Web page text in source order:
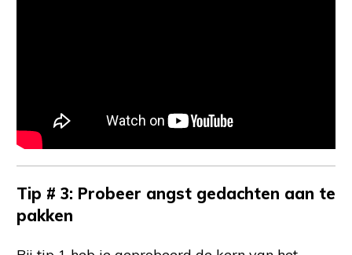
Tip # 3: Probeer angst gedachten aan te
pakken